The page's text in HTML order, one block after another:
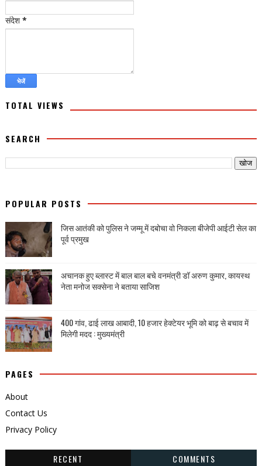
संदेश *
TOTAL VIEWS
SEARCH
POPULAR POSTS
जिस आतंकी को पुलिस ने जम्मू में दबोचा वो निकला बीजेपी आईटी सेल का
पूर्व प्रमुख
अचानक हुए ब्लास्ट में बाल बाल बचे वनमंत्री डॉ अरुण कुमार, कायस्थ
नेता मनोज सक्सेना ने बताया साजिश
400 गांव, ढाई लाख आबादी, 10 हजार हेक्टेयर भूमि को बाढ़ से बचाव में
मिलेगी मदद : मुख्यमंत्री
PAGES
About
Contact Us
Privacy Policy
RECENT
COMMENTS